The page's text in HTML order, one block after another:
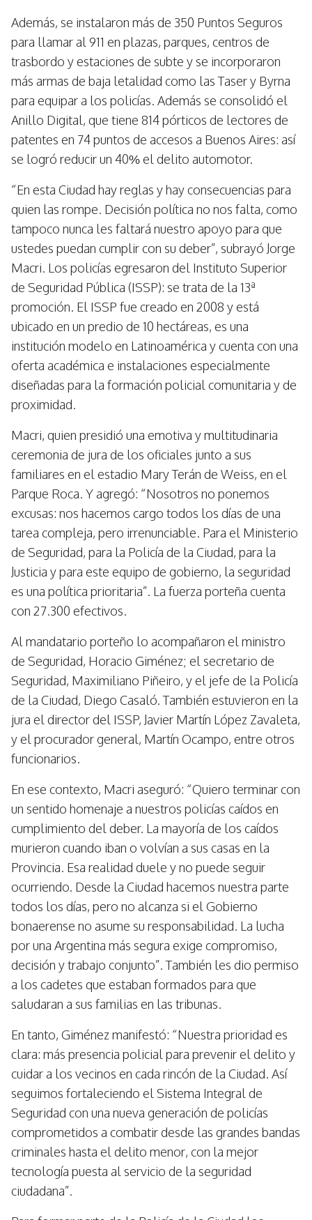
Además, se instalaron más de 350 Puntos Seguros
para llamar al 911 en plazas, parques, centros de
trasbordo y estaciones de subte y se incorporaron
más armas de baja letalidad como las Taser y Byrna
para equipar a los policías. Además se consolidó el
Anillo Digital, que tiene 814 pórticos de lectores de
patentes en 74 puntos de accesos a Buenos Aires: así
se logró reducir un 40% el delito automotor.
“En esta Ciudad hay reglas y hay consecuencias para
quien las rompe. Decisión política no nos falta, como
tampoco nunca les faltará nuestro apoyo para que
ustedes puedan cumplir con su deber”, subrayó Jorge
Macri. Los policías egresaron del Instituto Superior
de Seguridad Pública (ISSP): se trata de la 13ª
promoción. El ISSP fue creado en 2008 y está
ubicado en un predio de 10 hectáreas, es una
institución modelo en Latinoamérica y cuenta con una
oferta académica e instalaciones especialmente
diseñadas para la formación policial comunitaria y de
proximidad.
Macri, quien presidió una emotiva y multitudinaria
ceremonia de jura de los oficiales junto a sus
familiares en el estadio Mary Terán de Weiss, en el
Parque Roca. Y agregó: “Nosotros no ponemos
excusas: nos hacemos cargo todos los días de una
tarea compleja, pero irrenunciable. Para el Ministerio
de Seguridad, para la Policía de la Ciudad, para la
Justicia y para este equipo de gobierno, la seguridad
es una política prioritaria”. La fuerza porteña cuenta
con 27.300 efectivos.
Al mandatario porteño lo acompañaron el ministro
de Seguridad, Horacio Giménez; el secretario de
Seguridad, Maximiliano Piñeiro, y el jefe de la Policía
de la Ciudad, Diego Casaló. También estuvieron en la
jura el director del ISSP, Javier Martín López Zavaleta,
y el procurador general, Martín Ocampo, entre otros
funcionarios.
En ese contexto, Macri aseguró: “Quiero terminar con
un sentido homenaje a nuestros policías caídos en
cumplimiento del deber. La mayoría de los caídos
murieron cuando iban o volvían a sus casas en la
Provincia. Esa realidad duele y no puede seguir
ocurriendo. Desde la Ciudad hacemos nuestra parte
todos los días, pero no alcanza si el Gobierno
bonaerense no asume su responsabilidad. La lucha
por una Argentina más segura exige compromiso,
decisión y trabajo conjunto”. También les dio permiso
a los cadetes que estaban formados para que
saludaran a sus familias en las tribunas.
En tanto, Giménez manifestó: “Nuestra prioridad es
clara: más presencia policial para prevenir el delito y
cuidar a los vecinos en cada rincón de la Ciudad. Así
seguimos fortaleciendo el Sistema Integral de
Seguridad con una nueva generación de policías
comprometidos a combatir desde las grandes bandas
criminales hasta el delito menor, con la mejor
tecnología puesta al servicio de la seguridad
ciudadana”.